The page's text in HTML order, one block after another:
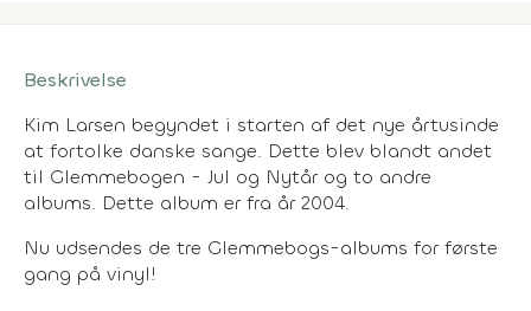
Beskrivelse
Kim Larsen begyndet i starten af det nye årtusinde
at fortolke danske sange. Dette blev blandt andet
til Glemmebogen - Jul og Nytår og to andre
albums. Dette album er fra år 2004.
Nu udsendes de tre Glemmebogs-albums for første
gang på vinyl!